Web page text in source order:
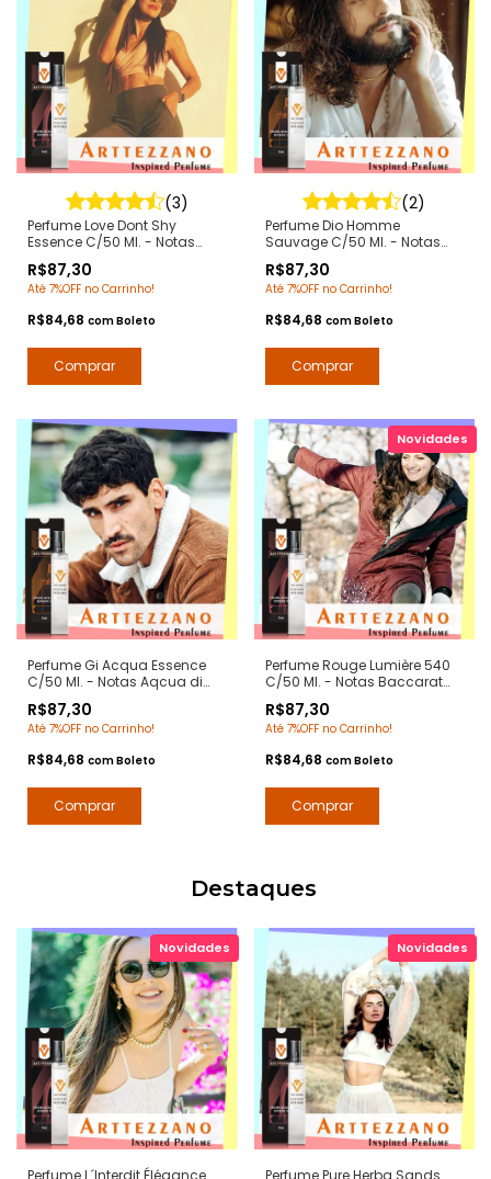
(3)
Perfume Love Dont Shy
Essence C/50 Ml. - Notas
Contratipos Premium - Arte 1
Perfumes
R$87,30
Até 7%OFF no Carrinho!
R$84,68 comBoleto
(2)
Perfume Dio Homme
Sauvage C/50 Ml. - Notas
Premium - Arte 1 Perfumes
R$87,30
Até 7%OFF no Carrinho!
R$84,68 comBoleto
Perfume Gi Acqua Essence
C/50 Ml. - Notas Aqcua di
Arte 1 Perfumes
R$87,30
Até 7%OFF no Carrinho!
R$84,68 comBoleto
Perfume Rouge Lumière 540
C/50 Ml. - Notas Baccarat
Contratipos Premium - Arte 1
Perfumes
R$87,30
Até 7%OFF no Carrinho!
R$84,68 comBoleto
Destaques
Perfume L´Interdit Élégance
Perfume Pure Herba Sands